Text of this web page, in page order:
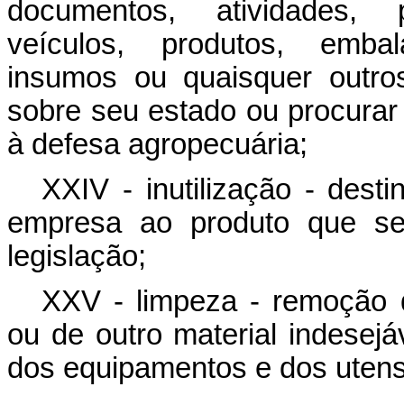
documentos, atividades,
veículos, produtos,
insumos ou quaisquer
sobre seu estado ou
à defesa agropecuária;
XXIV - inutilização -
empresa ao produto que
legislação;
XXV - limpeza - remoção
ou de outro material
dos equipamentos e dos